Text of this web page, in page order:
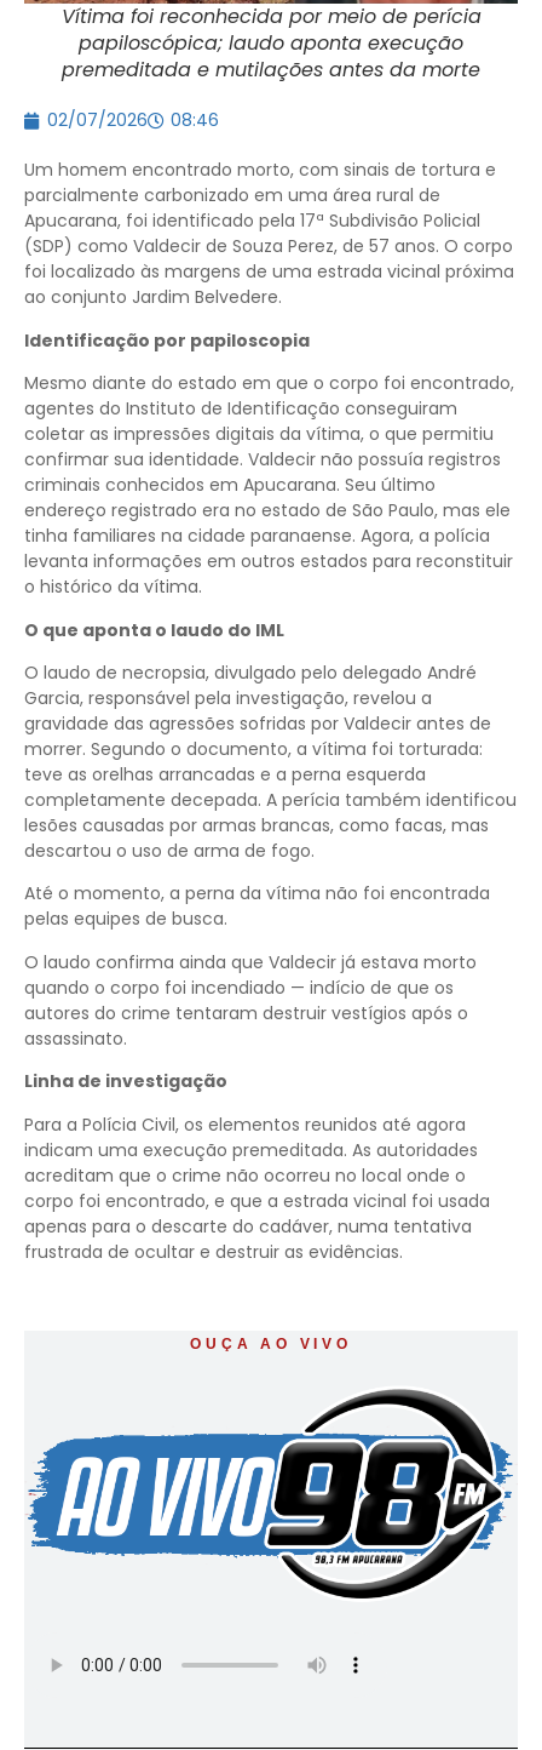
Vítima foi reconhecida por meio de perícia
papiloscópica; laudo aponta execução
premeditada e mutilações antes da morte
02/07/2026 08:46
Um homem encontrado morto, com sinais de tortura e
parcialmente carbonizado em uma área rural de
Apucarana, foi identificado pela 17ª Subdivisão Policial
(SDP) como Valdecir de Souza Perez, de 57 anos. O corpo
foi localizado às margens de uma estrada vicinal próxima
ao conjunto Jardim Belvedere.
Identificação por papiloscopia
Mesmo diante do estado em que o corpo foi encontrado,
agentes do Instituto de Identificação conseguiram
coletar as impressões digitais da vítima, o que permitiu
confirmar sua identidade. Valdecir não possuía registros
criminais conhecidos em Apucarana. Seu último
endereço registrado era no estado de São Paulo, mas ele
tinha familiares na cidade paranaense. Agora, a polícia
levanta informações em outros estados para reconstituir
o histórico da vítima.
O que aponta o laudo do IML
O laudo de necropsia, divulgado pelo delegado André
Garcia, responsável pela investigação, revelou a
gravidade das agressões sofridas por Valdecir antes de
morrer. Segundo o documento, a vítima foi torturada:
teve as orelhas arrancadas e a perna esquerda
completamente decepada. A perícia também identificou
lesões causadas por armas brancas, como facas, mas
descartou o uso de arma de fogo.
Até o momento, a perna da vítima não foi encontrada
pelas equipes de busca.
O laudo confirma ainda que Valdecir já estava morto
quando o corpo foi incendiado — indício de que os
autores do crime tentaram destruir vestígios após o
assassinato.
Linha de investigação
Para a Polícia Civil, os elementos reunidos até agora
indicam uma execução premeditada. As autoridades
acreditam que o crime não ocorreu no local onde o
corpo foi encontrado, e que a estrada vicinal foi usada
apenas para o descarte do cadáver, numa tentativa
frustrada de ocultar e destruir as evidências.
OUÇA AO VIVO